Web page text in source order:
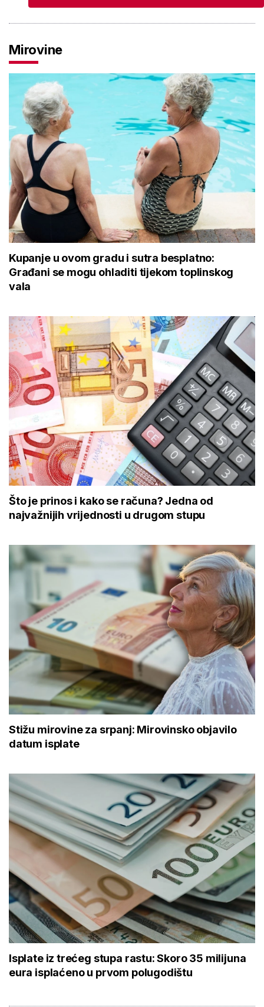
Mirovine
Kupanje u ovom gradu i sutra besplatno:
Građani se mogu ohladiti tijekom toplinskog
vala
Što je prinos i kako se računa? Jedna od
najvažnijih vrijednosti u drugom stupu
Stižu mirovine za srpanj: Mirovinsko objavilo
datum isplate
Isplate iz trećeg stupa rastu: Skoro 35 milijuna
eura isplaćeno u prvom polugodištu